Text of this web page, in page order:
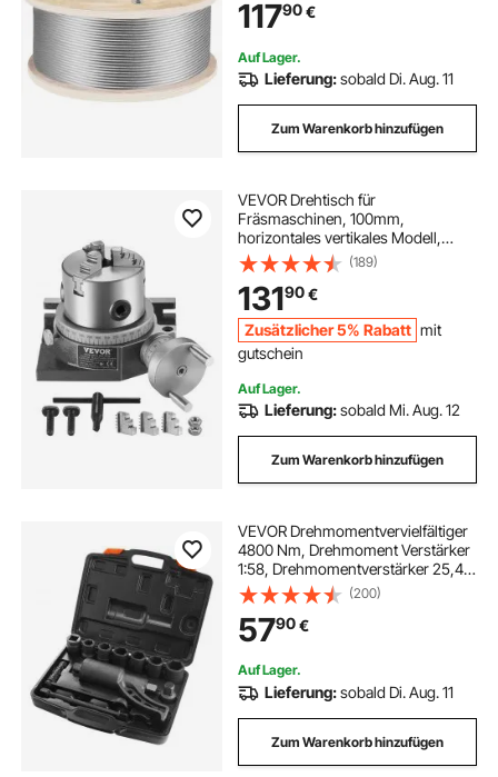
Treppengeländer Gartenzäune
Schiffsbau
11790€
Auf Lager.
Lieferung:sobald Di. Aug. 11
Zum Warenkorb hinzufügen
VEVOR Drehtisch für
Fräsmaschinen, 100mm,
horizontales vertikales Modell,
Präzisionsfräsdrehtisch, mit 80mm
3-Backenfutter, M10-T-
Bolzenmuttern, für Frästechnik-
Indizierungswerkzeuge
(189)
13190€
Zusätzlicher 5% Rabatt mit
gutschein
Auf Lager.
Lieferung:sobald Mi. Aug. 12
Zum Warenkorb hinzufügen
VEVOR Drehmomentvervielfältiger
4800 Nm, Drehmoment Verstärker
1:58, Drehmomentverstärker 25,4 x
25,4 mm, Drehmomentverstärker
Radschlüssel Set 21# Quadratisch
24/27/30/32/33/38 mm
Kraftschrauber
(200)
5790€
Auf Lager.
Lieferung:sobald Di. Aug. 11
Zum Warenkorb hinzufügen